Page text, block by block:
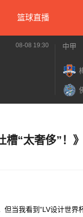
篮球直播
08-08 19:30 中甲
“太奢侈”！》
当我看到“LV设计世界